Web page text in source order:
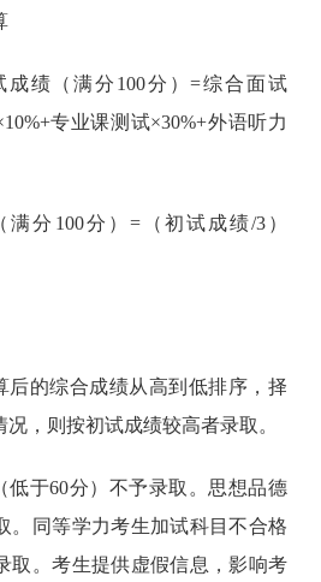
绩（满分100分）=综合面试
专业课测试×30%+外语听力
分100分）=（初试成绩/3）
后的综合成绩从高到低排序，择
，则按初试成绩较高者录取。
低于60分）不予录取。思想品德
。同等学力考生加试科目不合格
取。考生提供虚假信息，影响考